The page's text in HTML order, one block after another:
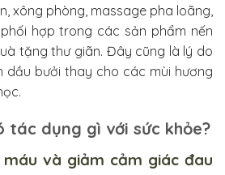
xông phòng, massage pha loãng,
hợp trong các sản phẩm nến
tặng thư giãn. Đây cũng là lý do
dầu bưởi thay cho các mùi hương
tác dụng gì với sức khỏe?
và giảm cảm giác đau